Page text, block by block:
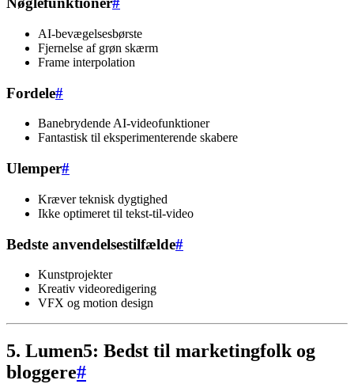
AI-bevægelsesbørste
Fjernelse af grøn skærm
Frame interpolation
Fordele#
Banebrydende AI-videofunktioner
Fantastisk til eksperimenterende skabere
Ulemper#
Kræver teknisk dygtighed
Ikke optimeret til tekst-til-video
Bedste anvendelsestilfælde#
Kunstprojekter
Kreativ videoredigering
VFX og motion design
5. Lumen5: Bedst til marketingfolk og
bloggere#